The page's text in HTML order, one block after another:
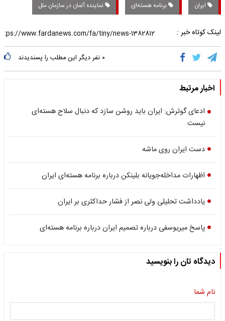
ایران برنامه هسته‌ای نماینده آلمان در سازمان ملل
لینک کوتاه خبر :
۰ نفر دیگر این مطلب را پسندیدند
اخبار مرتبط
ادعای گوترش: ایران باید روشن سازد که دنبال سلاح هسته‌ای
نیست
دست ایران روی ماشه
اظهارات مداخله‌جویانه بلینکن درباره برنامه هسته‌ای ایران
یادداشت تحلیلی ولی نصر از فشار حداکثری بر ایران
پاسخ میریوسفی درباره تصمیم ایران درباره برنامه هسته‌ای
دیدگاه تان را بنویسید
نام شما